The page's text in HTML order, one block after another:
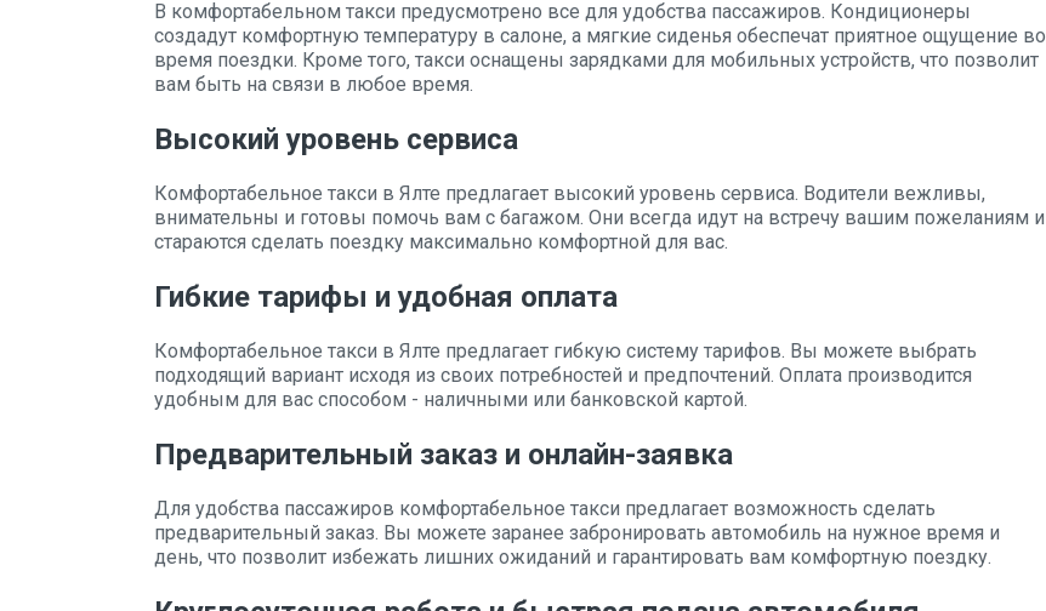
В комфортабельном такси предусмотрено все для удобства пассажиров. Кондиционеры
создадут комфортную температуру в салоне, а мягкие сиденья обеспечат приятное ощущение во
время поездки. Кроме того, такси оснащены зарядками для мобильных устройств, что позволит
вам быть на связи в любое время.
Высокий уровень сервиса
Комфортабельное такси в Ялте предлагает высокий уровень сервиса. Водители вежливы,
внимательны и готовы помочь вам с багажом. Они всегда идут на встречу вашим пожеланиям и
стараются сделать поездку максимально комфортной для вас.
Гибкие тарифы и удобная оплата
Комфортабельное такси в Ялте предлагает гибкую систему тарифов. Вы можете выбрать
подходящий вариант исходя из своих потребностей и предпочтений. Оплата производится
удобным для вас способом - наличными или банковской картой.
Предварительный заказ и онлайн-заявка
Для удобства пассажиров комфортабельное такси предлагает возможность сделать
предварительный заказ. Вы можете заранее забронировать автомобиль на нужное время и
день, что позволит избежать лишних ожиданий и гарантировать вам комфортную поездку.